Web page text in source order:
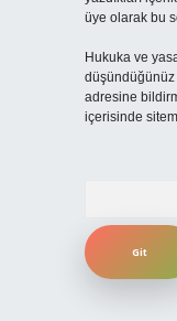
üye olarak bu
Hukuka ve
adresine
içerisinde